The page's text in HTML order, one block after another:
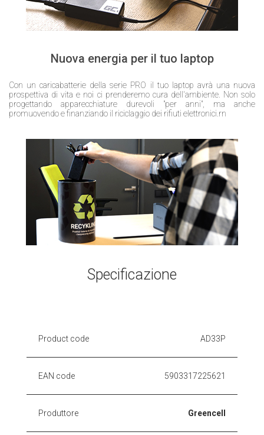
Nuova energia per il tuo laptop
Con un caricabatterie della serie PRO il tuo laptop avrà una nuova
prospettiva di vita e noi ci prenderemo cura dell'ambiente. Non solo
progettando apparecchiature durevoli "per anni", ma anche
promuovendo e finanziando il riciclaggio dei rifiuti elettronici.rn
Specificazione
Product code AD33P
EAN code 5903317225621
Produttore Greencell